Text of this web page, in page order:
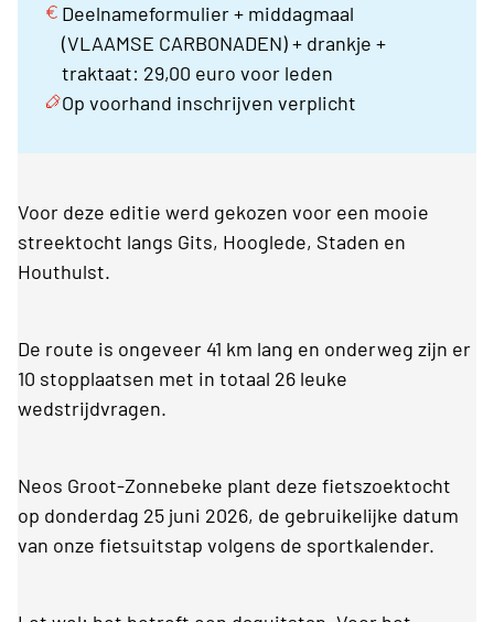
Deelnameformulier + middagmaal
(VLAAMSE CARBONADEN) + drankje +
traktaat: 29,00 euro voor leden
Op voorhand inschrijven verplicht
Voor deze editie werd gekozen voor een mooie
streektocht langs Gits, Hooglede, Staden en
Houthulst.
De route is ongeveer 41 km lang en onderweg zijn er
10 stopplaatsen met in totaal 26 leuke
wedstrijdvragen.
Neos Groot-Zonnebeke plant deze fietszoektocht
op donderdag 25 juni 2026, de gebruikelijke datum
van onze fietsuitstap volgens de sportkalender.